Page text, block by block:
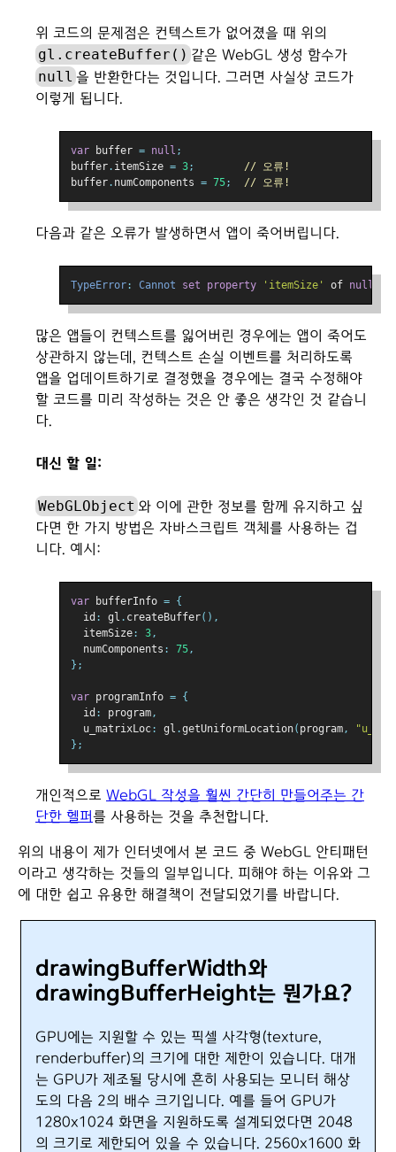
위 코드의 문제점은 컨텍스트가 없어졌을 때 위의
gl.createBuffer() 같은 WebGL 생성 함수가
null 을 반환한다는 것입니다. 그러면 사실상 코드가
이렇게 됩니다.
var buffer = null ;
buffer. itemSize = 3;
// 오류!
buffer. numComponents = 75; // 오류!
다음과 같은 오류가 발생하면서 앱이 죽어버립니다.
TypeError: Cannot set property 'itemSize' of null
많은 앱들이 컨텍스트를 잃어버린 경우에는 앱이 죽어도
상관하지 않는데, 컨텍스트 손실 이벤트를 처리하도록
앱을 업데이트하기로 결정했을 경우에는 결국 수정해야
할 코드를 미리 작성하는 것은 안 좋은 생각인 것 같습니
다.
대신 할 일:
WebGLObject 와 이에 관한 정보를 함께 유지하고 싶
다면 한 가지 방법은 자바스크립트 객체를 사용하는 겁
니다. 예시:
var bufferInfo = {
  id
: gl . createBuffer(),
  itemSize
: 3,
  numComponents
: 75,
};
var programInfo = {
  id
: program,
  u_matrixLoc
: gl .getUniformLocation( program,
};
개인적으로 WebGL 작성을 훨씬 간단히 만들어주는 간
단한 헬퍼를 사용하는 것을 추천합니다.
위의 내용이 제가 인터넷에서 본 코드 중 WebGL 안티패턴
이라고 생각하는 것들의 일부입니다. 피해야 하는 이유와 그
에 대한 쉽고 유용한 해결책이 전달되었기를 바랍니다.
drawingBufferWidth와
drawingBufferHeight는 뭔가요?
GPU에는 지원할 수 있는 픽셀 사각형(texture,
renderbuffer)의 크기에 대한 제한이 있습니다. 대개
는 GPU가 제조될 당시에 흔히 사용되는 모니터 해상
도의 다음 2의 배수 크기입니다. 예를 들어 GPU가
1280x1024 화면을 지원하도록 설계되었다면 2048
의 크기로 제한되어 있을 수 있습니다. 2560x1600 화